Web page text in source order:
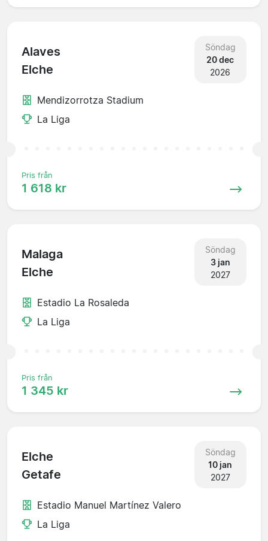
Alaves
Elche
Söndag
20 dec
2026
Mendizorrotza Stadium
La Liga
Pris från
1 618 kr
Malaga
Elche
Söndag
3 jan
2027
Estadio La Rosaleda
La Liga
Pris från
1 345 kr
Elche
Getafe
Söndag
10 jan
2027
Estadio Manuel Martínez Valero
La Liga